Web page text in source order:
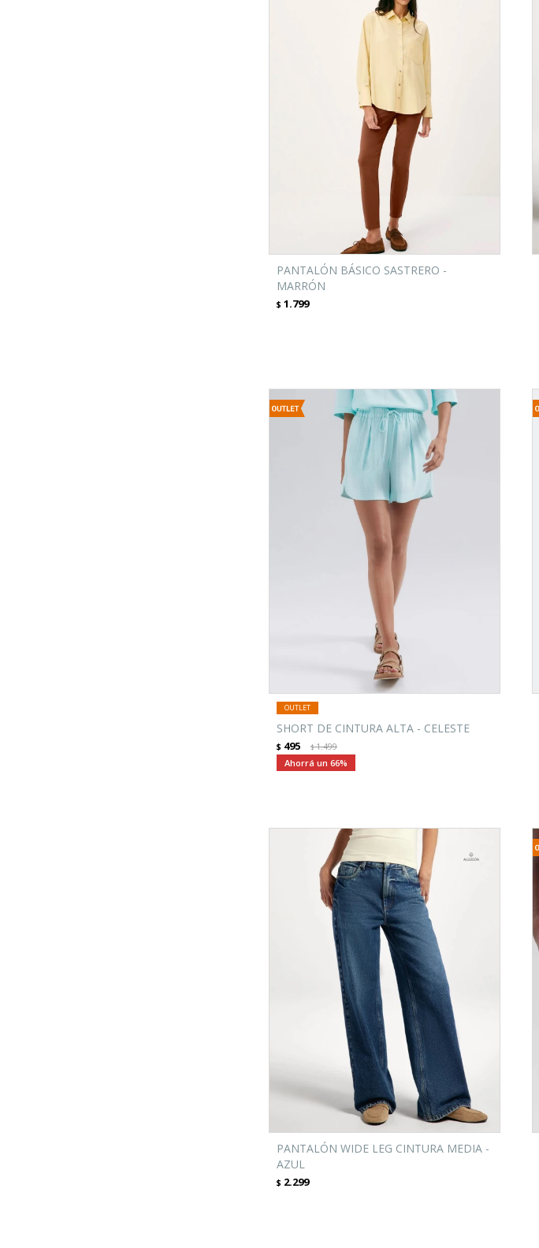
PANTALÓN BÁSICO SASTRERO -
MARRÓN
$ 1.799
SHORT DE CINTURA ALTA - CELESTE
$ 495 $1.499
66
PANTALÓN WIDE LEG CINTURA MEDIA -
AZUL
$ 2.299